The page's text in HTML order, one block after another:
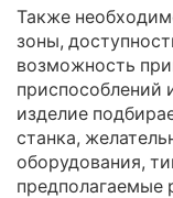
Также
зоны,
возможность
приспособлений
изделие
станка,
оборудования,